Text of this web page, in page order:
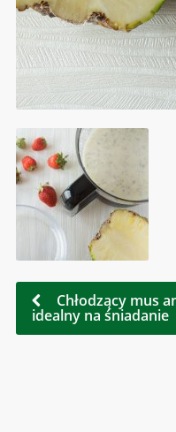
Chłodzący mus
idealny na śniadanie